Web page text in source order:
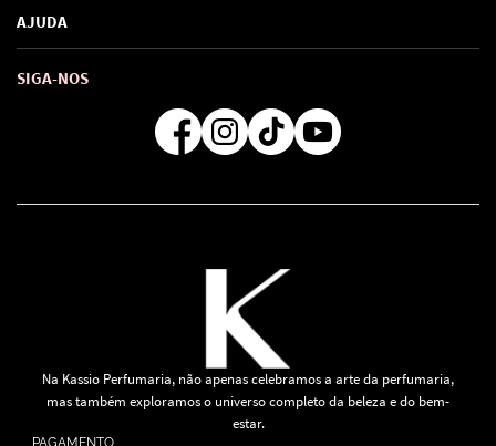
SAC de marcas
Como comprar
Política de Privacidade
Troca e Devoluções
Formas de Pagamento
Regra de Frete Grátis
AJUDA
SIGA-NOS
Na Kassio Perfumaria, não apenas celebramos a arte da perfumaria,
mas também exploramos o universo completo da beleza e do bem-
estar.
PAGAMENTO